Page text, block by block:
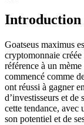
Introduction
Goatseus maximus
cryptomonnaie
référence à un
commencé comme
ont réussi à gagner
d’investisseurs et de
cette tendance, avec
son potentiel et de